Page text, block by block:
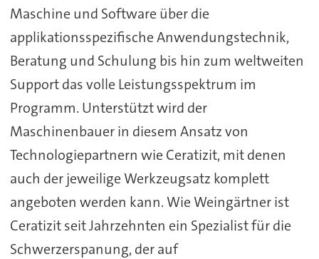
Maschine und Software über die
applikationsspezifische Anwendungstechnik,
Beratung und Schulung bis hin zum weltweiten
Support das volle Leistungsspektrum im
Programm. Unterstützt wird der
Maschinenbauer in diesem Ansatz von
Technologiepartnern wie Ceratizit, mit denen
auch der jeweilige Werkzeugsatz komplett
angeboten werden kann. Wie Weingärtner ist
Ceratizit seit Jahrzehnten ein Spezialist für die
Schwerzerspanung, der auf